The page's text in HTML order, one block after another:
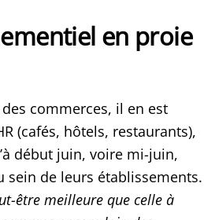
en proie
commerces, il en est
(cafés, hôtels, restaurants),
début juin, voire mi-juin,
sein de leurs établissements.
être meilleure que celle à